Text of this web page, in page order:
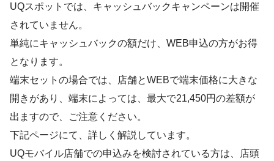
UQスポットでは、キャッシュバックキャンペーンは開催
されていません。
単純にキャッシュバックの額だけ、WEB申込の方がお得
となります。
端末セットの場合では、店舗とWEBで端末価格に大きな
開きがあり、端末によっては、最大で21,450円の差額が
出ますので、ご注意ください。
下記ページにて、詳しく解説しています。
UQモバイル店舗での申込みを検討されている方は、店頭